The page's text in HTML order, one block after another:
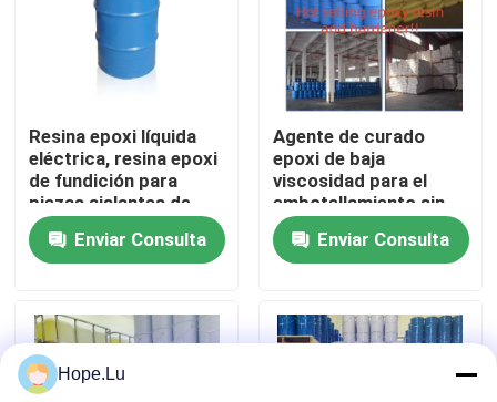
Sobre nosotros
Control de calidad
Contacta con nosotros
Blog
Solicitar una cita
Resina epoxi líquida
eléctrica, resina epoxi
de fundición para
piezas aislantes de
media y alta tensión
Enviar Consulta
Agente de curado
epoxi de baja
viscosidad para el
embotellamiento sin
vacío de MV CT y
transformadores
potenciales
Enviar Consulta
Hope.Lu